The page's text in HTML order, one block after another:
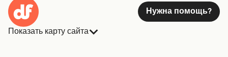
Нужна помощь?
Показать карту сайта